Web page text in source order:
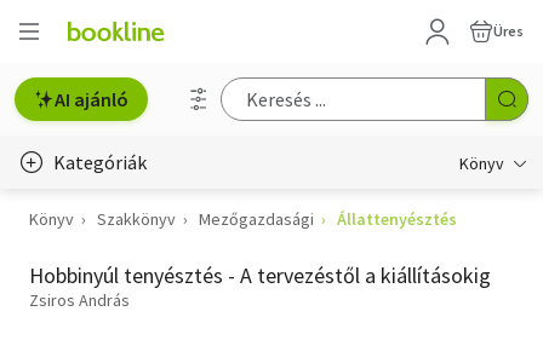
Üres
AI ajánló
Kategóriák Könyv
Életmód, egészség
Erotika
Könyv Szakkönyv Mezőgazdasági Állattenyésztés
Hobbinyúl tenyésztés - A tervezéstől a kiállításokig
Zsiros András